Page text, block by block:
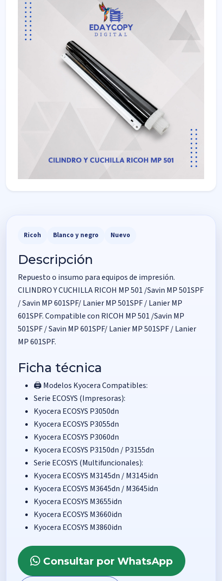
Ricoh Blanco y negro Nuevo
Descripción
Repuesto o insumo para equipos de impresión.
CILINDRO Y CUCHILLA RICOH MP 501 /Savin MP 501SPF
/ Savin MP 601SPF/ Lanier MP 501SPF / Lanier MP
601SPF. Compatible con RICOH MP 501 /Savin MP
501SPF / Savin MP 601SPF/ Lanier MP 501SPF / Lanier
MP 601SPF.
Ficha técnica
🖨️ Modelos Kyocera Compatibles:
Serie ECOSYS (Impresoras):
Kyocera ECOSYS P3050dn
Kyocera ECOSYS P3055dn
Kyocera ECOSYS P3060dn
Kyocera ECOSYS P3150dn / P3155dn
Serie ECOSYS (Multifuncionales):
Kyocera ECOSYS M3145dn / M3145idn
Kyocera ECOSYS M3645dn / M3645idn
Kyocera ECOSYS M3655idn
Kyocera ECOSYS M3660idn
Kyocera ECOSYS M3860idn
Consultar por WhatsApp